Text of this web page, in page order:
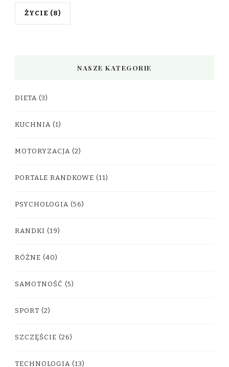
ŻYCIE (8)
NASZE KATEGORIE
DIETA (3)
KUCHNIA (1)
MOTORYZACJA (2)
PORTALE RANDKOWE (11)
PSYCHOLOGIA (56)
RANDKI (19)
RÓŻNE (40)
SAMOTNOŚĆ (5)
SPORT (2)
SZCZĘŚCIE (26)
TECHNOLOGIA (13)